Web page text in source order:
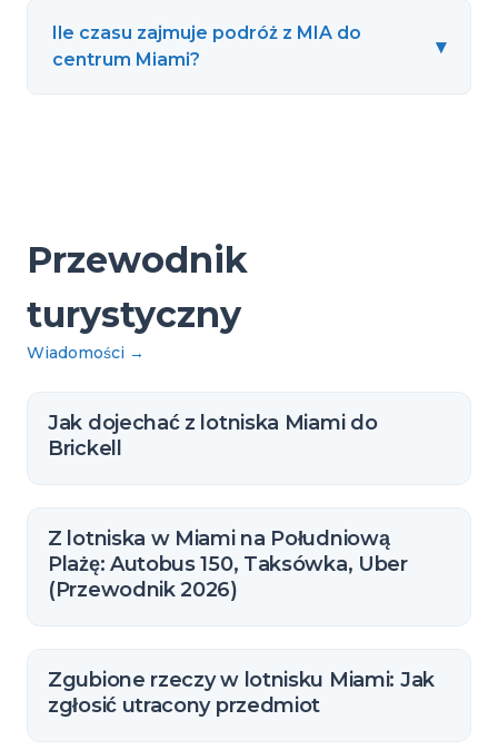
Ile czasu zajmuje podróż z MIA do
centrum Miami?
▾
Przewodnik
turystyczny
Wiadomości →
Jak dojechać z lotniska Miami do
Brickell
Z lotniska w Miami na Południową
Plażę: Autobus 150, Taksówka, Uber
(Przewodnik 2026)
Zgubione rzeczy w lotnisku Miami: Jak
zgłosić utracony przedmiot